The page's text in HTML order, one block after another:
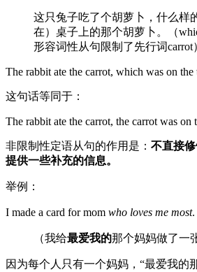
这只兔子吃了个胡萝卜，什么样
在）桌子上的那个胡萝卜。（
形容词性从句限制了先行词carrot
The rabbit ate the carrot, which was on the
这句话等同于：
The rabbit ate the carrot, the carrot was on
非限制性定语从句的作用是： 不直接
提供一些补充的信息。
举例：
I made a card for mom who loves me most.
（我给最爱我的那个妈妈做了一
因为每个人只有一个妈妈，“最爱我的